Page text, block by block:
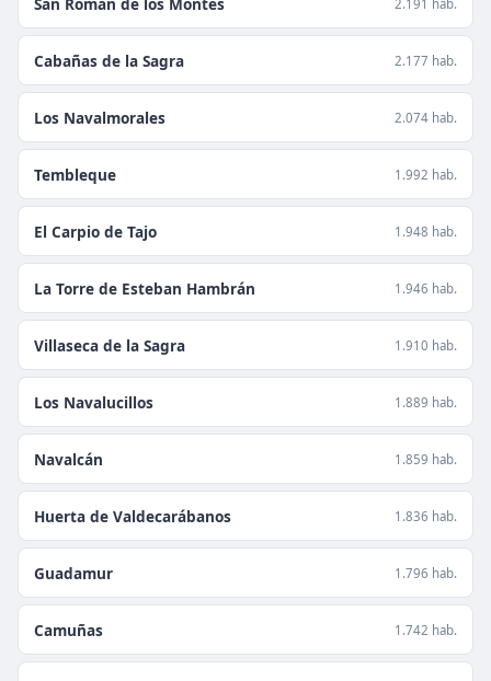
2.191 hab.
Cabañas de la Sagra 2.177 hab.
Los Navalmorales 2.074 hab.
Tembleque 1.992 hab.
El Carpio de Tajo 1.948 hab.
La Torre de Esteban Hambrán 1.946 hab.
Villaseca de la Sagra 1.910 hab.
Los Navalucillos 1.889 hab.
Navalcán 1.859 hab.
Huerta de Valdecarábanos 1.836 hab.
Guadamur 1.796 hab.
Camuñas 1.742 hab.